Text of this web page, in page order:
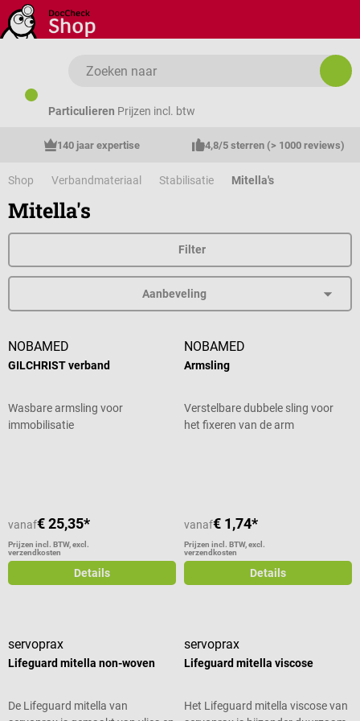
Ga naar de hoofdinhoud
Particulieren Prijzen incl. btw
140 jaar expertise 4,8/5 sterren (> 1000 reviews)
Shop Verbandmateriaal Stabilisatie Mitella's
Mitella's
Filter
NOBAMED
GILCHRIST verband
Wasbare armsling voor
immobilisatie
vanaf€ 25,35*
Prijzen incl. BTW, excl.
verzendkosten
Details
NOBAMED
Armsling
Verstelbare dubbele sling voor
het fixeren van de arm
vanaf€ 1,74*
Prijzen incl. BTW, excl.
verzendkosten
Details
servoprax
Lifeguard mitella non-woven
De Lifeguard mitella van
servoprax
Lifeguard mitella viscose
Het Lifeguard mitella viscose van